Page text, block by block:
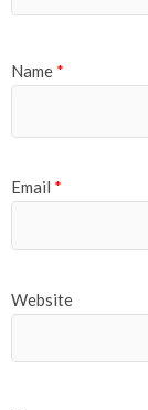
Name *
Email *
Website